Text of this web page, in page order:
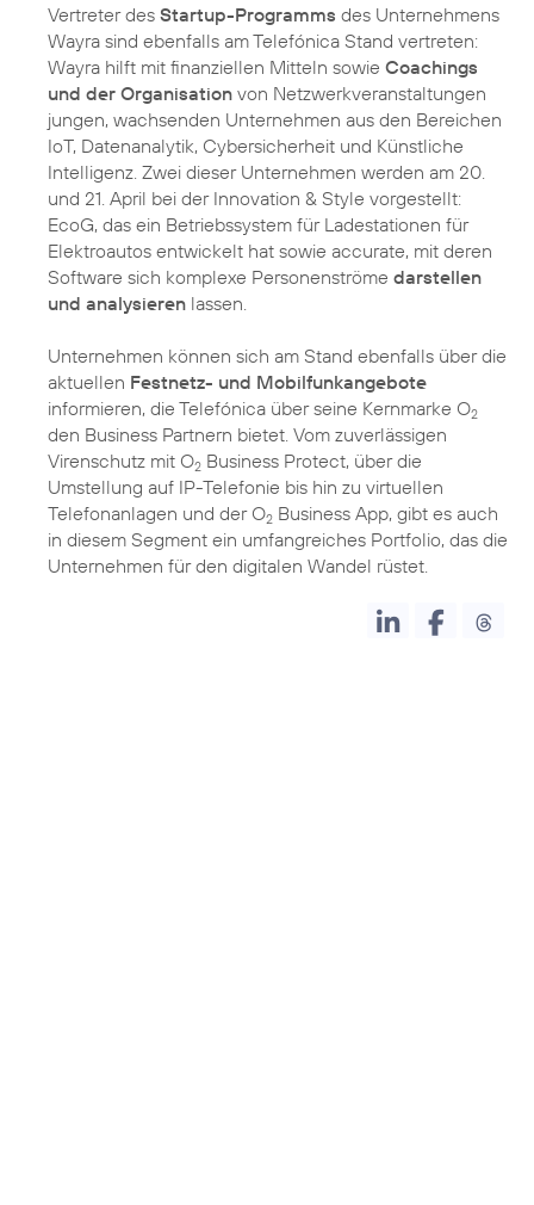
Vertreter des Startup-Programms des Unternehmens
Wayra sind ebenfalls am Telefónica Stand vertreten:
Wayra hilft mit finanziellen Mitteln sowie Coachings
und der Organisation von Netzwerkveranstaltungen
jungen, wachsenden Unternehmen aus den Bereichen
IoT, Datenanalytik, Cybersicherheit und Künstliche
Intelligenz. Zwei dieser Unternehmen werden am 20.
und 21. April bei der Innovation & Style vorgestellt:
EcoG, das ein Betriebssystem für Ladestationen für
Elektroautos entwickelt hat sowie accurate, mit deren
Software sich komplexe Personenströme darstellen
und analysieren lassen.
Unternehmen können sich am Stand ebenfalls über die
aktuellen Festnetz- und Mobilfunkangebote
informieren, die Telefónica über seine Kernmarke O2
den Business Partnern bietet. Vom zuverlässigen
Virenschutz mit O2 Business Protect, über die
Umstellung auf IP-Telefonie bis hin zu virtuellen
Telefonanlagen und der O2 Business App, gibt es auch
in diesem Segment ein umfangreiches Portfolio, das die
Unternehmen für den digitalen Wandel rüstet.